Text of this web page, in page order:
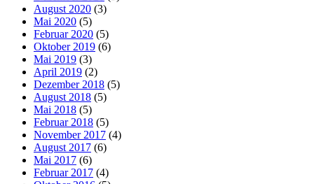
August 2020 (3)
Mai 2020 (5)
Februar 2020 (5)
Oktober 2019 (6)
Mai 2019 (3)
April 2019 (2)
Dezember 2018 (5)
August 2018 (5)
Mai 2018 (5)
Februar 2018 (5)
November 2017 (4)
August 2017 (6)
Mai 2017 (6)
Februar 2017 (4)